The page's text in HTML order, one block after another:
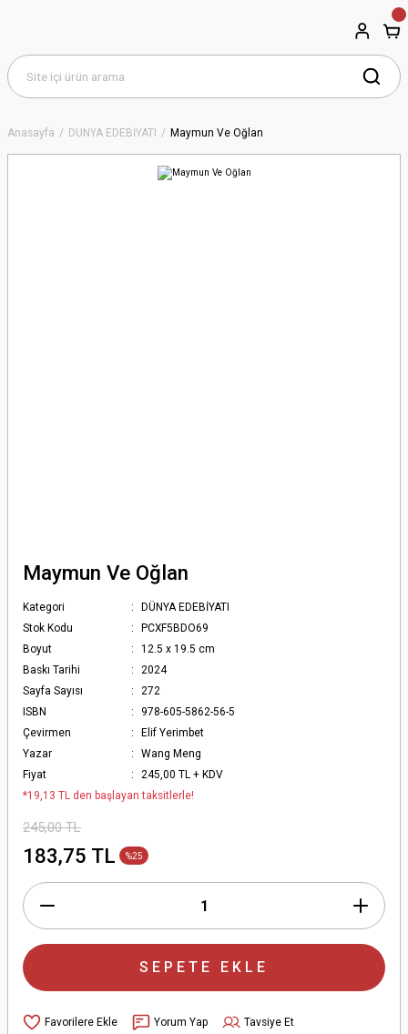
Anasayfa DÜNYA EDEBİYATI Maymun Ve Oğlan
Maymun Ve Oğlan
Kategori
DÜNYA EDEBİYATI
Stok Kodu
PCXF5BDO69
Boyut
12.5 x 19.5 cm
Baskı Tarihi
2024
Sayfa Sayısı
272
ISBN
978-605-5862-56-5
Çevirmen
Elif Yerimbet
Yazar
Wang Meng
Fiyat
245,00 TL + KDV
*19,13 TL den başlayan taksitlerle!
245,00 TL
183,75 TL %25
SEPETE EKLE
Yorum Yap
Tavsiye Et